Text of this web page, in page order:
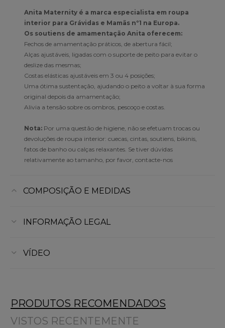
Anita Maternity é a marca especialista em roupa
interior para Grávidas e Mamãs nº1 na Europa.
Os soutiens de amamentação Anita oferecem:
Fechos de amamentação práticos, de abertura fácil;
Alças ajustáveis, ligadas com o suporte de peito para evitar o
deslize das mesmas;
Costas elásticas ajustáveis em 3 ou 4 posições;
Uma ótima sustentação, ajudando o peito a voltar à sua forma
original depois da amamentação;
Alivia a tensão sobre os ombros, pescoço e costas.
Nota: Por uma questão de higiene, não se efetuam trocas ou
devoluções de roupa interior: cuecas, cintas, soutiens, bikinis,
fatos de banho ou calças relaxantes. Se tiver dúvidas
relativamente ao tamanho, por favor, contacte-nos
COMPOSIÇÃO E MEDIDAS
INFORMAÇÃO LEGAL
VÍDEO
PRODUTOS RECOMENDADOS
VISTOS RECENTEMENTE